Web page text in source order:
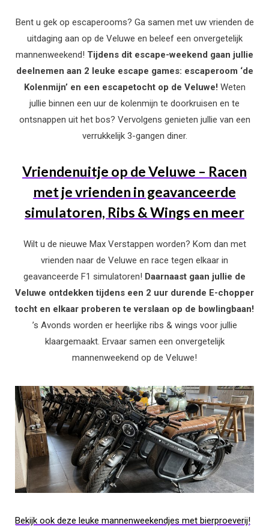
Bent u gek op escaperooms? Ga samen met uw vrienden de
uitdaging aan op de Veluwe en beleef een onvergetelijk
mannenweekend! Tijdens dit escape-weekend gaan jullie
deelnemen aan 2 leuke escape games: escaperoom ‘de
Kolenmijn’ en een escapetocht op de Veluwe! Weten
jullie binnen een uur de kolenmijn te doorkruisen en te
ontsnappen uit het bos? Vervolgens genieten jullie van een
verrukkelijk 3-gangen diner.
Vriendenuitje op de Veluwe – Racen
met je vrienden in geavanceerde
simulatoren, Ribs & Wings en meer
Wilt u de nieuwe Max Verstappen worden? Kom dan met
vrienden naar de Veluwe en race tegen elkaar in
geavanceerde F1 simulatoren! Daarnaast gaan jullie de
Veluwe ontdekken tijdens een 2 uur durende E-chopper
tocht en elkaar proberen te verslaan op de bowlingbaan!
’s Avonds worden er heerlijke ribs & wings voor jullie
klaargemaakt. Ervaar samen een onvergetelijk
mannenweekend op de Veluwe!
Bekijk ook deze leuke mannenweekendjes met bierproeverij!